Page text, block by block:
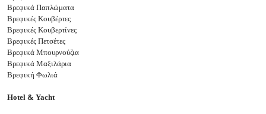
Βρεφικά Παπλώματα
Βρεφικές Κουβέρτες
Βρεφικές Κουβερτίνες
Βρεφικές Πετσέτες
Βρεφικά Μπουρνούζια
Βρεφικά Μαξιλάρια
Βρεφική Φωλιά
Hotel & Yacht